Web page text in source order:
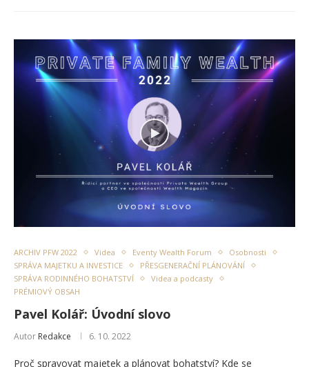
ARCHIV PFW 2022 Videa Eventy Wealth Forum
Osobnosti
SPRÁVA MAJETKU A INVESTICE
PŘESGENERAČNÍ PLÁNOVÁNÍ
SPRÁVA RODINNÉHO BOHATSTVÍ
Videa a podcasty
PRÉMIOVÝ OBSAH
Pavel Kolář: Úvodní slovo
Autor Redakce 6. 10. 2022
Proč spravovat majetek a plánovat bohatství? Kde se